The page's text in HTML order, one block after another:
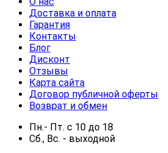
Доставка и оплата
Гарантия
Контакты
Блог
Дисконт
Отзывы
Карта сайта
Договор публичной оферты
Возврат и обмен
Пн.- Пт. с 10 до 18
Сб., Вс. - выходной